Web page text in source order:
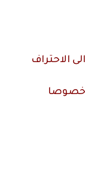
الاحتراف
خصوصا